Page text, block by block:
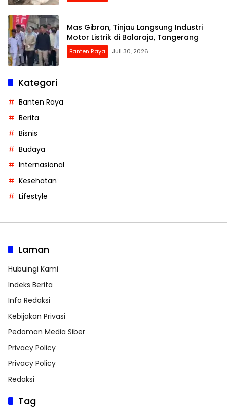
Mas Gibran, Tinjau Langsung Industri
Motor Listrik di Balaraja, Tangerang
Banten Raya Juli 30, 2026
Kategori
Banten Raya
Berita
Bisnis
Budaya
Internasional
Kesehatan
Lifestyle
Laman
Hubuingi Kami
Indeks Berita
Info Redaksi
Kebijakan Privasi
Pedoman Media Siber
Privacy Policy
Privacy Policy
Redaksi
Tag